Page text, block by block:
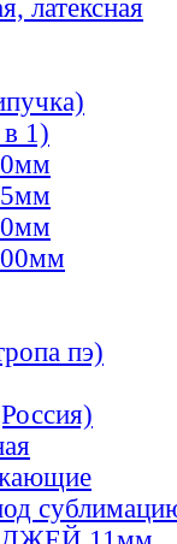
латексная
1)
пэ)